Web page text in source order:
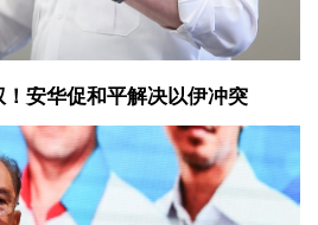
安华促和平解决以伊冲突